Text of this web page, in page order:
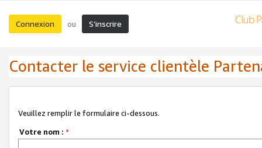
Connexion ou S’inscrire
Contacter le service clientèle
Veuillez remplir le formulaire ci-dessous.
Votre nom : *